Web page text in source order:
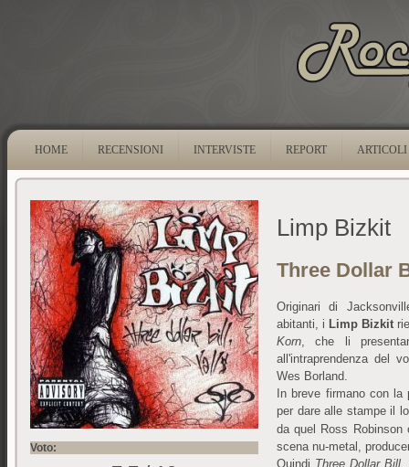
HOME RECENSIONI INTERVISTE REPORT ARTICOLI
Voto:
Limp Bizkit
Three Dollar
Originari di
abitanti, i Limp Bizkit
Korn, che li
all'intraprendenza del
Wes Borland.
In breve firmano con
per dare alle stampe il
da quel Ross Robinson
scena nu-metal,
Quindi Three Dollar Bill,